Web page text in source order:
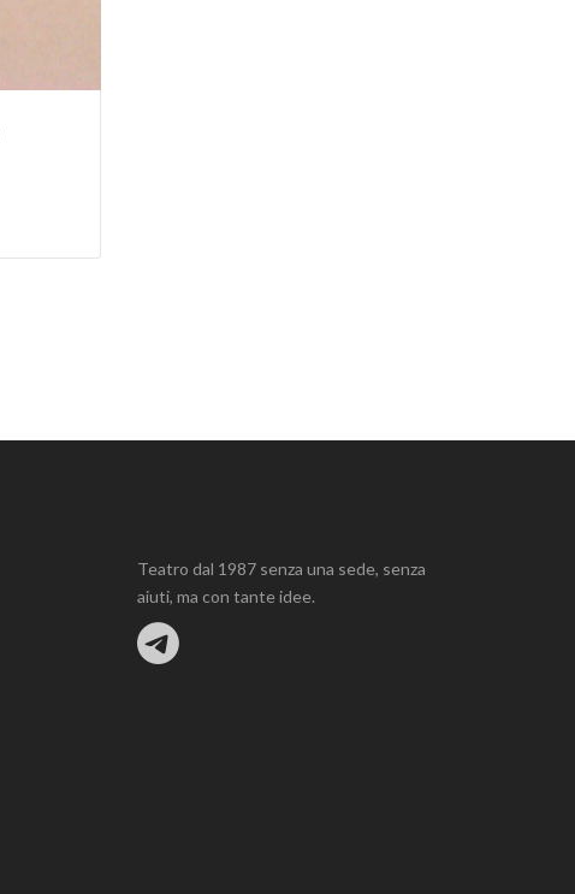
Teatro dal 1987 senza una sede, senza
aiuti, ma con tante idee.